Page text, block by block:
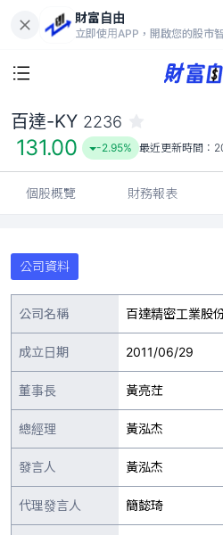
財富自由
立即使用APP，開啟您的股市
131.00
-2.95%
百達-KY 2236
131.00 -2.95% 最近更新時間：
個股概覽 財務報表
公司資料
公司名稱 百達精密工業股
成立日期 2011/06/29
董事長 黃亮茳
總經理 黃泓杰
發言人 黃泓杰
代理發言人 簡懿琦